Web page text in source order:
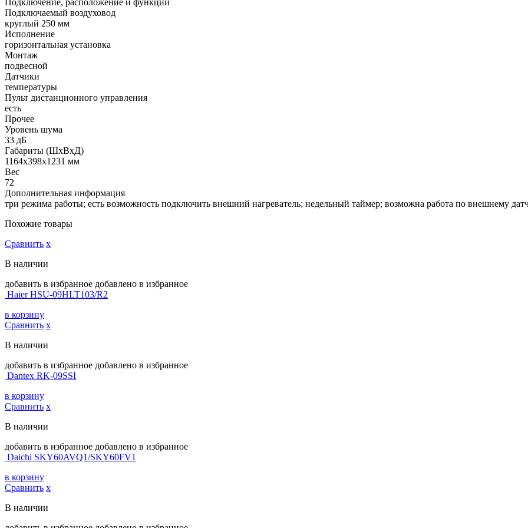
Подключаемый воздуховод
круглый 250 мм
Исполнение
горизонтальная установка
Монтаж
подвесной
Датчики
температуры
Пульт дистанционного управления
есть
Прочее
Уровень шума
33 дБ
Габариты (ШхВхД)
1164x398x1231 мм
Вес
72
Дополнительная информация
три режима работы; есть возможность подключить внешний нагреватель; недельный таймер; возможна работа по внешнему
Похожие товары
Сравнить х
В наличии
добавить в избранное добавлено в избранное
Haier HSU-09HLT103/R2
в корзину
Сравнить х
В наличии
добавить в избранное добавлено в избранное
Dantex RK-09SSI
в корзину
Сравнить х
В наличии
добавить в избранное добавлено в избранное
Daichi SKY60AVQ1/SKY60FV1
в корзину
Сравнить х
В наличии